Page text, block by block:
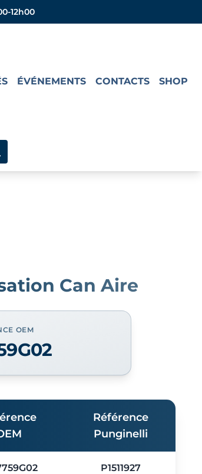
12h00
ÉVÉNEMENTS CONTACTS SHOP
Can Aire
OEM
Référence
Punginelli
P1511927